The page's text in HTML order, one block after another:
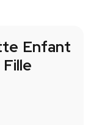
Enfant